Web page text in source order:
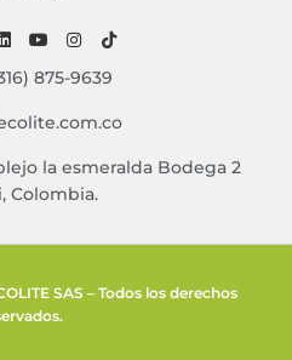
875-9639
la esmeralda Bodega 2
Colombia.
SAS – Todos los derechos